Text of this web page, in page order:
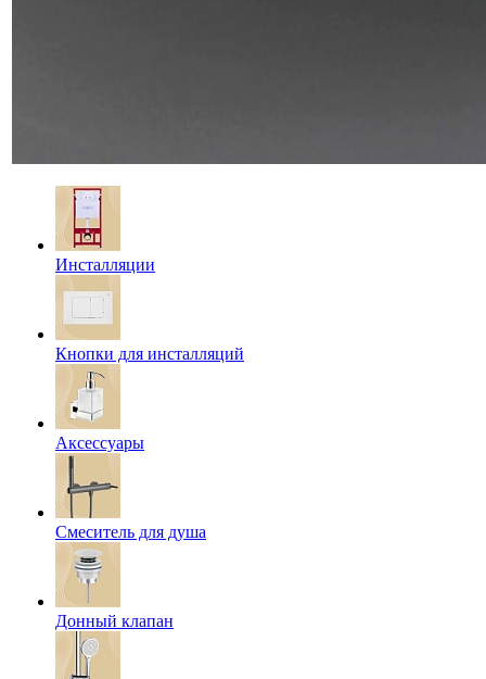
Инсталляции
Кнопки для инсталляций
Аксессуары
Смеситель для душа
Донный клапан